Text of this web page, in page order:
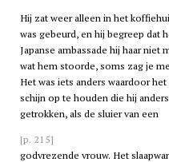
Hij zat weer alleen in het
was gebeurd, en hij begreep dat
Japanse ambassade hij haar niet
wat hem stoorde, soms zag je
Het was iets anders waardoor
schijn op te houden die hij
getrokken, als de sluier van een
[p. 215]
godvrezende vrouw. Het